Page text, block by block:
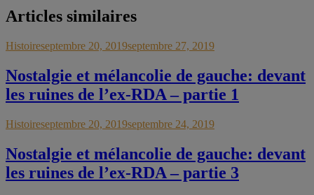
Articles similaires
Histoireseptembre 20, 2019septembre 27, 2019
Nostalgie et mélancolie de gauche: devant
les ruines de l’ex-RDA – partie 1
Histoireseptembre 20, 2019septembre 24, 2019
Nostalgie et mélancolie de gauche: devant
les ruines de l’ex-RDA – partie 3